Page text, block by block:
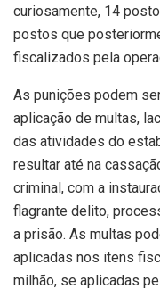
curiosamente, 14
postos que
fiscalizados pela
As punições podem
aplicação de multas,
das atividades do
resultar até na
criminal, com a
flagrante delito,
a prisão. As multas
aplicadas nos itens
milhão, se aplicadas